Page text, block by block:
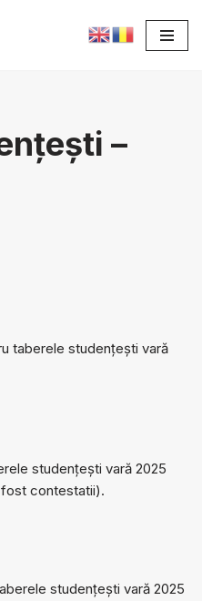
–
taberele studențești vară
studențești vară 2025
fost contestatii).
studențești vară 2025